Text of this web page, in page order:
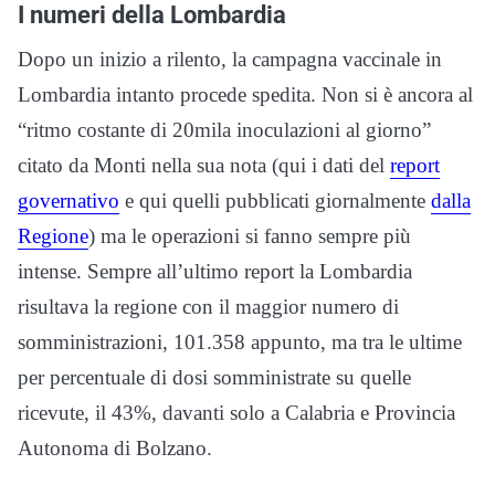
I numeri della Lombardia
Dopo un inizio a rilento, la campagna vaccinale in
Lombardia intanto procede spedita. Non si è ancora al
“ritmo costante di 20mila inoculazioni al giorno”
citato da Monti nella sua nota (qui i dati del report
governativo e qui quelli pubblicati giornalmente dalla
Regione) ma le operazioni si fanno sempre più
intense. Sempre all’ultimo report la Lombardia
risultava la regione con il maggior numero di
somministrazioni, 101.358 appunto, ma tra le ultime
per percentuale di dosi somministrate su quelle
ricevute, il 43%, davanti solo a Calabria e Provincia
Autonoma di Bolzano.